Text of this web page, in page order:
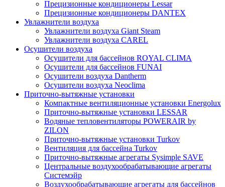
Прецизионные кондиционеры Lessar
Прецизионные кондиционеры DANTEX
Увлажнители воздуха
Увлажнители воздуха Giant Steam
Увлажнители воздуха CAREL
Осушители воздуха
Осушители для бассейнов ROYAL CLIMA
Осушители для бассейнов FUNAI
Осушители воздуха Dantherm
Осушители воздуха Neoclima
Приточно-вытяжные установки
Компактные вентиляционные установки Energolux
Приточно-вытяжные установки LESSAR
Водяные тепловентиляторы POWERAIR by
ZILON
Приточно-вытяжные установки Turkov
Вентиляция для бассейна Turkov
Приточно-вытяжные агрегаты Sysimple SAVE
Центральные воздухообрабатывающие агрегаты
Системэйр
Воздухообрабатывающие агрегаты для бассейнов